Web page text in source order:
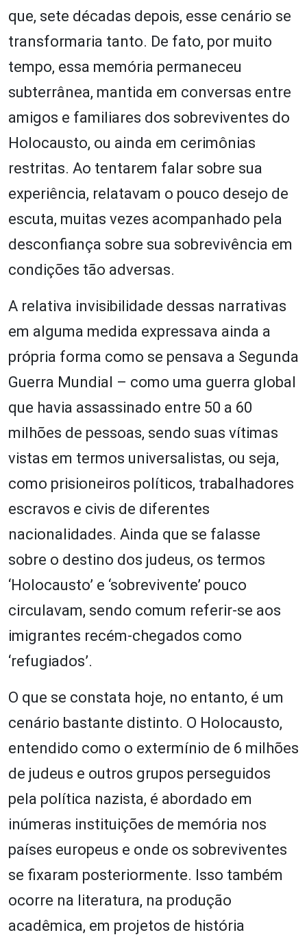
que, sete décadas depois, esse cenário se
transformaria tanto. De fato, por muito
tempo, essa memória permaneceu
subterrânea, mantida em conversas entre
amigos e familiares dos sobreviventes do
Holocausto, ou ainda em cerimônias
restritas. Ao tentarem falar sobre sua
experiência, relatavam o pouco desejo de
escuta, muitas vezes acompanhado pela
desconfiança sobre sua sobrevivência em
condições tão adversas.
A relativa invisibilidade dessas narrativas
em alguma medida expressava ainda a
própria forma como se pensava a Segunda
Guerra Mundial – como uma guerra global
que havia assassinado entre 50 a 60
milhões de pessoas, sendo suas vítimas
vistas em termos universalistas, ou seja,
como prisioneiros políticos, trabalhadores
escravos e civis de diferentes
nacionalidades. Ainda que se falasse
sobre o destino dos judeus, os termos
‘Holocausto’ e ‘sobrevivente’ pouco
circulavam, sendo comum referir-se aos
imigrantes recém-chegados como
‘refugiados’.
O que se constata hoje, no entanto, é um
cenário bastante distinto. O Holocausto,
entendido como o extermínio de 6 milhões
de judeus e outros grupos perseguidos
pela política nazista, é abordado em
inúmeras instituições de memória nos
países europeus e onde os sobreviventes
se fixaram posteriormente. Isso também
ocorre na literatura, na produção
acadêmica, em projetos de história